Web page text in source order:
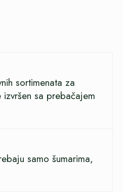
sortimenata za
sa prebačajem
samo šumarima,